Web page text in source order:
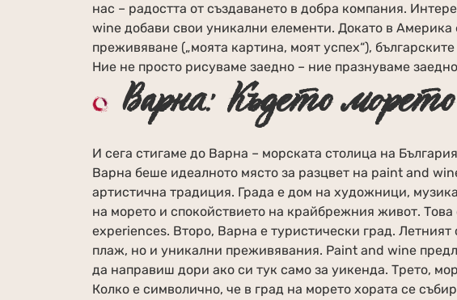
нас – радостта от създаването в добра компания.
wine добави свои уникални елементи. Докато в
преживяване („моята картина, моят успех“),
Ние не просто рисуваме заедно – ние празнуваме
Варна: Където
И сега стигаме до Варна – морската столица на
Варна беше идеалното място за разцвет на paint and
артистична традиция. Града е дом на художници,
на морето и спокойствието на крайбрежния живот.
experiences. Второ, Варна е туристически град.
плаж, но и уникални преживявания. Paint and wine
да направиш дори ако си тук само за уикенда. Трето,
Колко е символично, че в град на морето хората се